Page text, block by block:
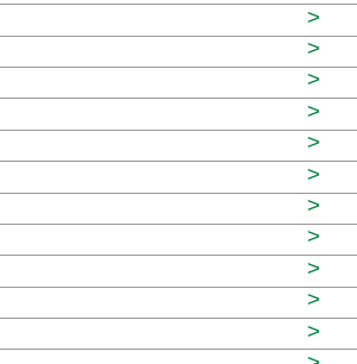
>
>
>
>
>
>
>
>
>
>
>